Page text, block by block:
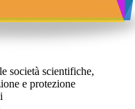
società scientifiche,
e protezione